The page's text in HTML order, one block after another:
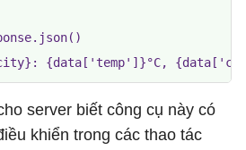
server biết công cụ này có
khiển trong các thao tác